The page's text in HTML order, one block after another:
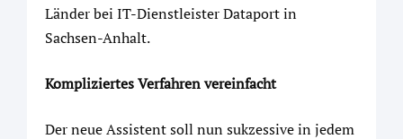
Länder bei IT-Dienstleister Dataport in
Sachsen-Anhalt.
Kompliziertes Verfahren vereinfacht
Der neue Assistent soll nun sukzessive in jedem